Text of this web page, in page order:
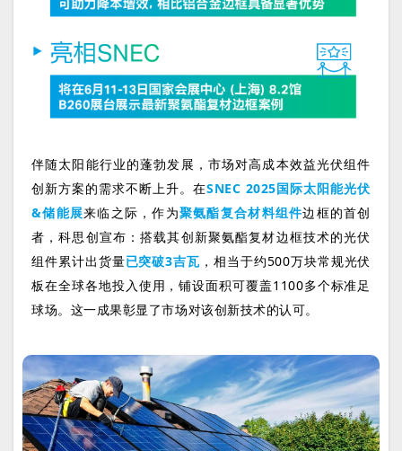
伴随太阳能行业的蓬勃发展，市场对高成本效益光伏组件
创新方案的需求不断上升。在SNEC 2025国际太阳能光伏
&储能展来临之际，作为聚氨酯复合材料组件边框的首创
者，科思创宣布：搭载其创新聚氨酯复材边框技术的光伏
组件累计出货量已突破3吉瓦 ，相当于约500万块常规光伏
板在全球各地投入使用，铺设面积可覆盖1100多个标准足
球场。这一成果彰显了市场对该创新技术的认可。